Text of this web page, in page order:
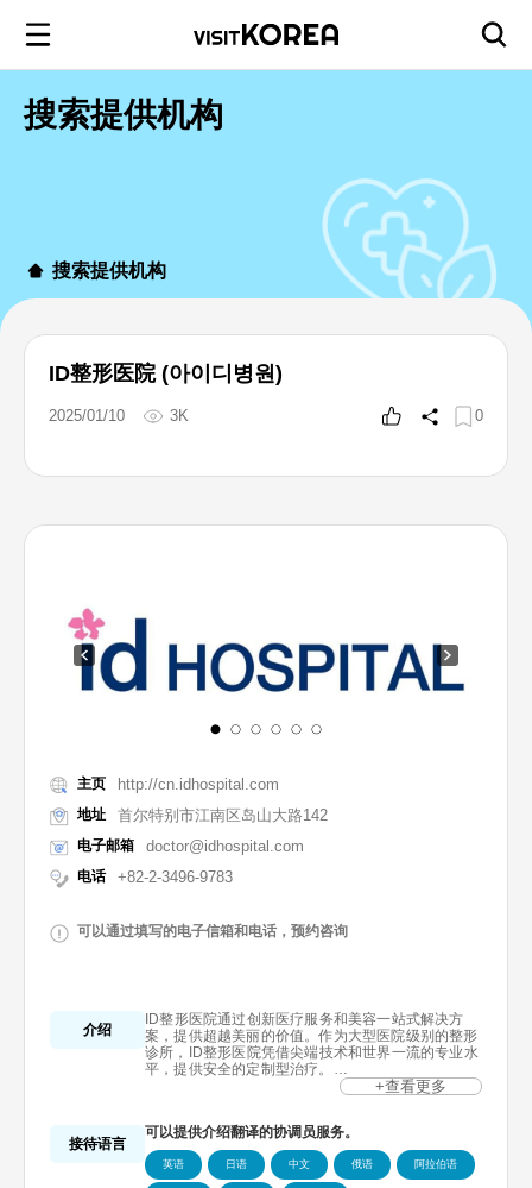
搜索提供机构
搜索提供机构
ID整形医院 (아이디병원)
2025/01/10 3K 0
主页 http://cn.idhospital.com
地址 首尔特别市江南区岛山大路142
电子邮箱 doctor@idhospital.com
电话 +82-2-3496-9783
可以通过填写的电子信箱和电话，预约咨询
介绍
ID整形医院通过创新医疗服务和美容一站式解决方
案，提供超越美丽的价值。作为大型医院级别的整形
诊所，ID整形医院凭借尖端技术和世界一流的专业水
平，提供安全的定制型治疗。
ID整形医院从面部轮廓手术到妈咪体型重塑，为顾客
+查看更多
接待语言
可以提供介绍翻译的协调员服务。
英语 日语 中文 俄语 阿拉伯语